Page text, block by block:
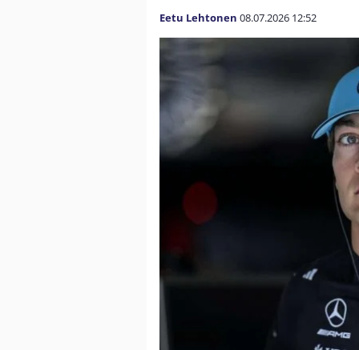
Eetu Lehtonen 08.07.2026 12:52